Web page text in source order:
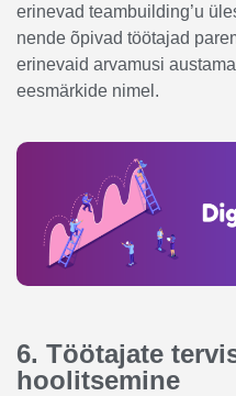
erinevad teambuilding’u
nende õpivad töötajad
erinevaid arvamusi
eesmärkide nimel.
6. Töötajate
hoolitsemine